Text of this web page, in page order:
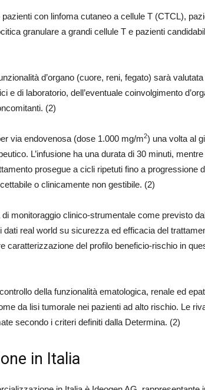
con linfoma cutaneo a cellule T (CTCL),
granulare a grandi cellule T e pazienti
d’organo (cuore, reni, fegato) sarà valutata
e di laboratorio, dell’eventuale coinvolgimento
(2)
via endovenosa (dose 1.000 mg/m2) una volta al
L’infusione ha una durata di 30 minuti,
prosegue a cicli ripetuti fino a progressione
o clinicamente non gestibile. (2)
monitoraggio clinico-strumentale come previsto
real world su sicurezza ed efficacia del
caratterizzazione del profilo beneficio-rischio in
della funzionalità ematologica, renale ed
da lisi tumorale nei pazienti ad alto rischio. Le
secondo i criteri definiti dalla Determina. (2)
in Italia